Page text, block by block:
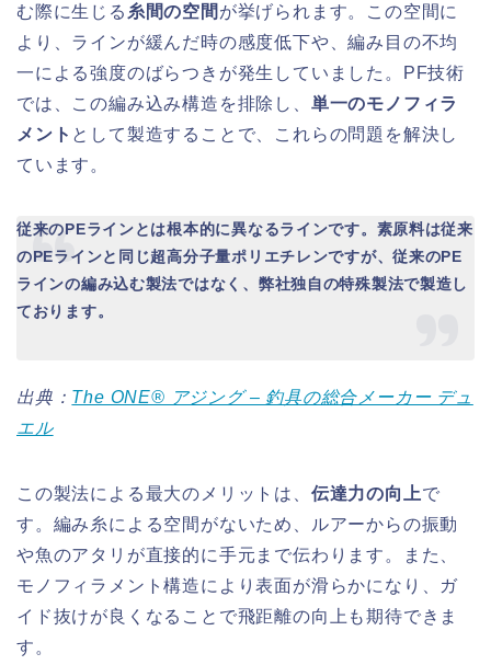
む際に生じる 糸間の空間 が挙げられます。この空間に
より、ラインが緩んだ時の感度低下や、編み目の不均
一による強度のばらつきが発生していました。PF技術
では、この編み込み構造を排除し、 単一のモノフィラ
メント として製造することで、これらの問題を解決し
ています。
従来のPEラインとは根本的に異なるラインです。素原料は従来
のPEラインと同じ超高分子量ポリエチレンですが、従来のPE
ラインの編み込む製法ではなく、弊社独自の特殊製法で製造し
ております。
出典： The ONE® アジング – 釣具の総合メーカー デュ
エル
この製法による最大のメリットは、 伝達力の向上で
す。編み糸による空間がないため、ルアーからの振動
や魚のアタリが直接的に手元まで伝わります。また、
モノフィラメント構造により表面が滑らかになり、ガ
イド抜けが良くなることで飛距離の向上も期待できま
す。